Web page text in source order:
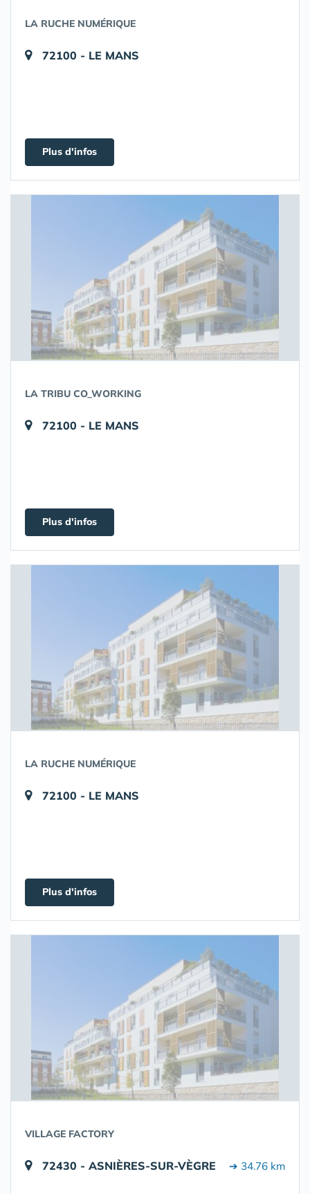
LA RUCHE NUMÉRIQUE
72100 - LE MANS
Plus d'infos
LA TRIBU CO_WORKING
72100 - LE MANS
Plus d'infos
LA RUCHE NUMÉRIQUE
72100 - LE MANS
Plus d'infos
VILLAGE FACTORY
72430 - ASNIÈRES-SUR-VÈGRE ➔ 34.76 km